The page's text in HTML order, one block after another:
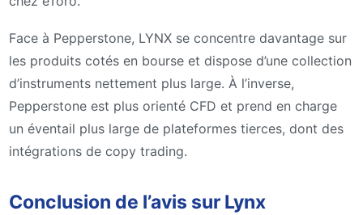
Face à Pepperstone, LYNX se concentre davantage sur
les produits cotés en bourse et dispose d’une collection
d’instruments nettement plus large. À l’inverse,
Pepperstone est plus orienté CFD et prend en charge
un éventail plus large de plateformes tierces, dont des
intégrations de copy trading.
Conclusion de l’avis sur Lynx